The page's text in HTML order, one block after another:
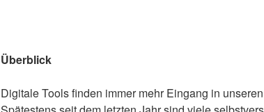
Überblick
Digitale Tools finden immer mehr Eingang in